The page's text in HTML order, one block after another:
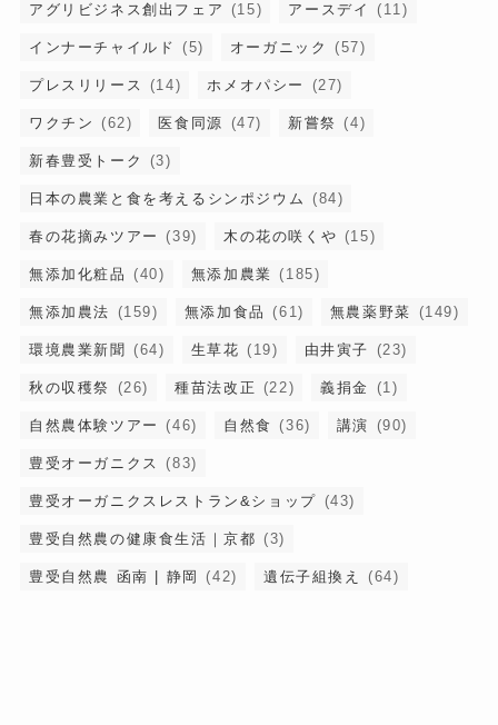
アグリビジネス創出フェア (15) アースデイ (11)
インナーチャイルド (5) オーガニック (57)
プレスリリース (14) ホメオパシー (27)
ワクチン (62) 医食同源 (47) 新嘗祭 (4)
新春豊受トーク (3)
日本の農業と食を考えるシンポジウム (84)
春の花摘みツアー (39) 木の花の咲くや (15)
無添加化粧品 (40) 無添加農業 (185)
無添加農法 (159) 無添加食品 (61) 無農薬野菜 (149)
環境農業新聞 (64) 生草花 (19) 由井寅子 (23)
秋の収穫祭 (26) 種苗法改正 (22) 義捐金 (1)
自然農体験ツアー (46) 自然食 (36) 講演 (90)
豊受オーガニクス (83)
豊受オーガニクスレストラン&ショップ (43)
豊受自然農の健康食生活｜京都 (3)
豊受自然農 函南 | 静岡 (42) 遺伝子組換え (64)